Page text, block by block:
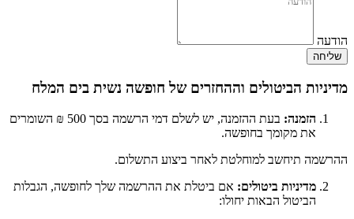
הודעה
שליחה
מדיניות הביטולים וההחזרים של חופשה נשית בים המלח
הזמנה:
בעת ההזמנה, יש לשלם דמי הרשמה בסך 500 ₪ השומרים
את מקומך בחופשה.
ההרשמה תיחשב למוחלטת לאחר ביצוע התשלום.
מדיניות ביטולים: אם ביטלת את ההרשמה שלך לחופשה, הגבלות
הביטול הבאות יחולו: